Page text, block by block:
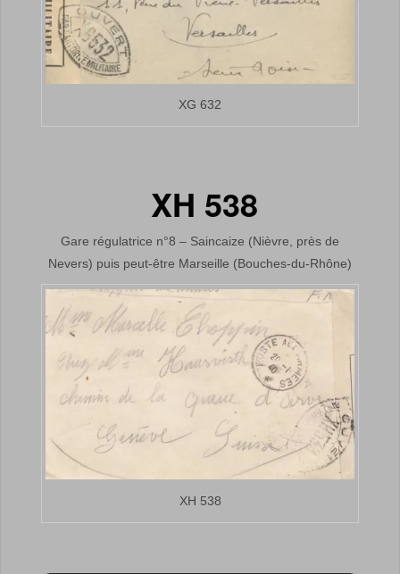
XG 632
XH 538
Gare régulatrice n°8 – Saincaize (Nièvre, près de
Nevers) puis peut-être Marseille (Bouches-du-Rhône)
XH 538